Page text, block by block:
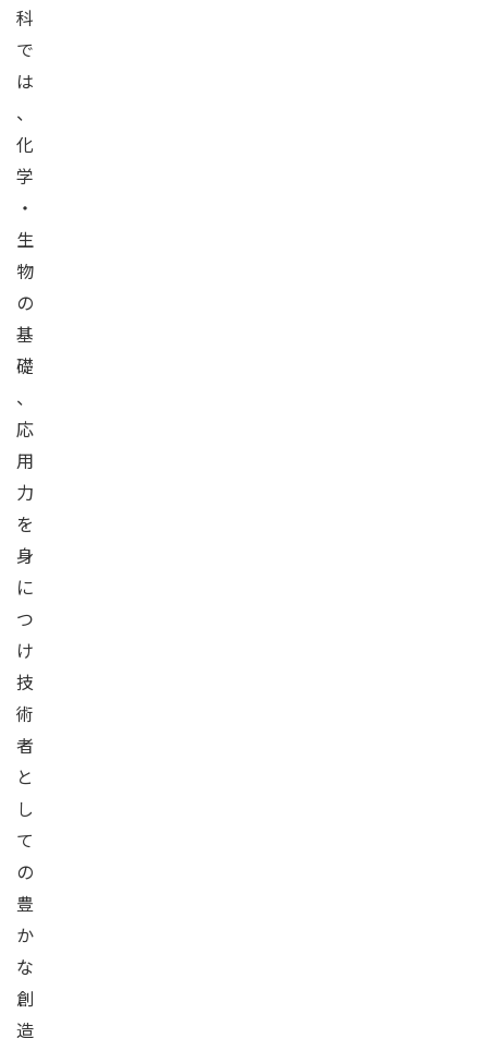
科
で
は
、
化
学
・
生
物
の
基
礎
、
応
用
力
を
身
に
つ
け
技
術
者
と
し
て
の
豊
か
な
創
造